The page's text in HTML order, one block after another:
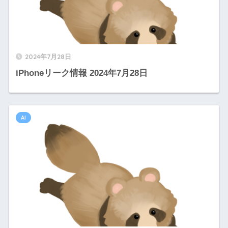
2024年7月28日
iPhoneリーク情報 2024年7月28日
AI